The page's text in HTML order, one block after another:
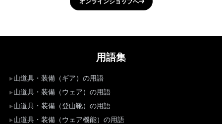
用語集
山道具・装備（ギア）の用語
山道具・装備（ウェア）の用語
山道具・装備（登山靴）の用語
山道具・装備（ウェア機能）の用語